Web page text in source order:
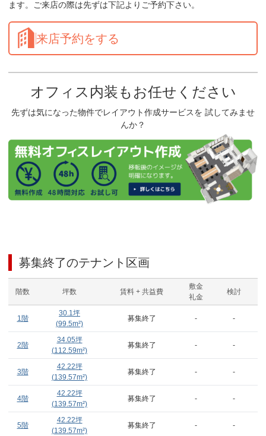
ます。ご来店の際は先ずは下記よりご予約下さい。
来店予約をする
オフィス内装もお任せください
先ずは気になった物件でレイアウト作成サービスを 試してみませ
んか？
募集終了のテナント区画
階数 坪数 賃料 + 共益費
敷金
礼金
検討
1階
30.1坪
(99.5m²)
募集終了 - -
2階
34.05坪
(112.59m²)
募集終了 - -
3階
42.22坪
(139.57m²)
募集終了 - -
4階
42.22坪
(139.57m²)
募集終了 - -
5階
42.22坪
(139.57m²)
募集終了 - -